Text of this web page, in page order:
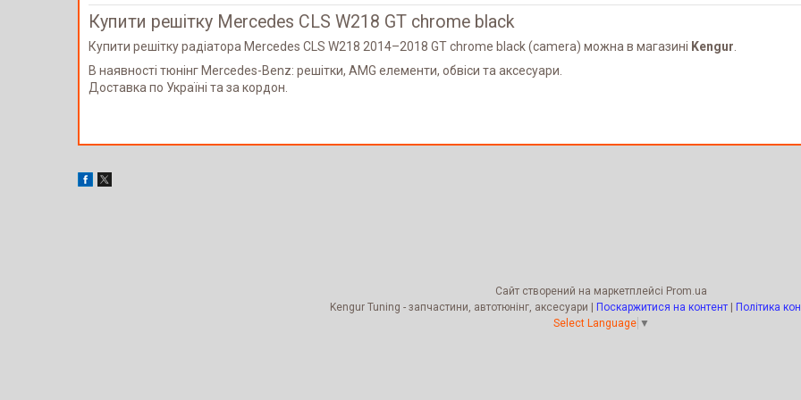
Купити решітку Mercedes CLS W218 GT chrome black
Купити решітку радіатора Mercedes CLS W218 2014–2018 GT chrome black (camera) можна в магазині Kengur
В наявності тюнінг Mercedes-Benz: решітки, AMG елементи, обвіси та аксесуари.
Доставка по Україні та за кордон.
Сайт створений на маркетплейсі Prom.ua
Kengur Tuning - запчастини, автотюнінг, аксесуари | Поскаржитися на контент | Політика
Select Language ▼